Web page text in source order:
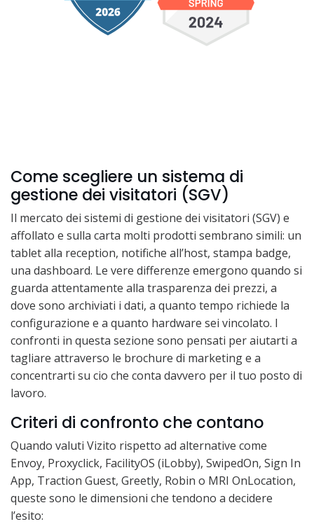
Come scegliere un sistema di
gestione dei visitatori (SGV)
Il mercato dei sistemi di gestione dei visitatori (SGV) e
affollato e sulla carta molti prodotti sembrano simili: un
tablet alla reception, notifiche all’host, stampa badge,
una dashboard. Le vere differenze emergono quando si
guarda attentamente alla trasparenza dei prezzi, a
dove sono archiviati i dati, a quanto tempo richiede la
configurazione e a quanto hardware sei vincolato. I
confronti in questa sezione sono pensati per aiutarti a
tagliare attraverso le brochure di marketing e a
concentrarti su cio che conta davvero per il tuo posto di
lavoro.
Criteri di confronto che contano
Quando valuti Vizito rispetto ad alternative come
Envoy, Proxyclick, FacilityOS (iLobby), SwipedOn, Sign In
App, Traction Guest, Greetly, Robin o MRI OnLocation,
queste sono le dimensioni che tendono a decidere
l’esito: